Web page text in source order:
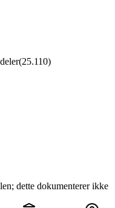
(25.110)
dette dokumenterer ikke